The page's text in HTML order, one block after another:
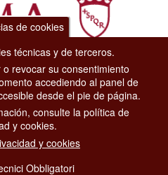
Sport, Turismo e Moda.
TEL. 06 06 08
de cookies
técnicas y de terceros.
revocar su consentimiento
accediendo al panel de
desde el pie de página.
consulte la política de
y cookies.
y cookies
Obbligatori